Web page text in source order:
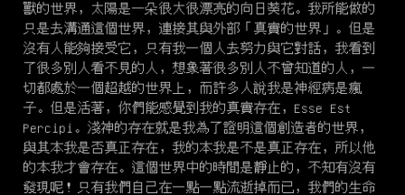
獸的世界，太陽是一朵很大很漂亮的向日葵花。我所能做的
只是去溝通這個世界，連接其與外部「真實的世界」。但是
沒有人能夠接受它，只有我一個人去努力與它對話，我看到
了很多別人看不見的人，想象著很多別人不曾知道的人，一
切都處於一個超越的世界上，而許多人說我是神經病是瘋
子。但是活著，你們能感覺到我的真實存在，Esse Est
Percipi。淺神的存在就是我為了證明這個創造者的世界，
與其本我是否真正存在，我的本我是不是真正存在，所以他
的本我才會存在。這個世界中的時間是靜止的，不知有沒有
發現呢！只有我們自己在一點一點流逝掉而已，我們的生命